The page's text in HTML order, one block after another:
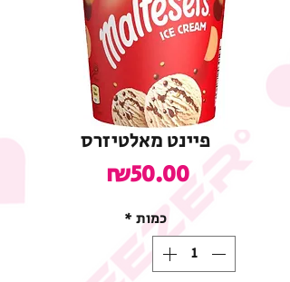
פיינט מאלטיזרס
₪50.00
כמות *